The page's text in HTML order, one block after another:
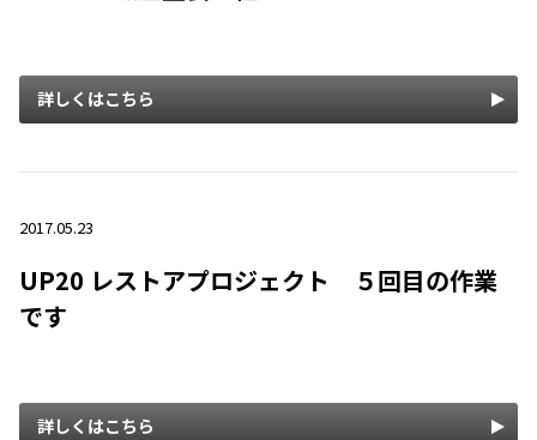
詳しくはこちら
2017.05.23
UP20 レストアプロジェクト ５回目の作業
です
詳しくはこちら